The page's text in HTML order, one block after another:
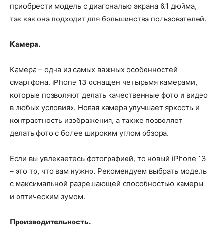
приобрести модель с диагональю экрана 6.1 дюйма,
так как она подходит для большинства пользователей.
Камера.
Камера – одна из самых важных особенностей
смартфона. iPhone 13 оснащен четырьмя камерами,
которые позволяют делать качественные фото и видео
в любых условиях. Новая камера улучшает яркость и
контрастность изображения, а также позволяет
делать фото с более широким углом обзора.
Если вы увлекаетесь фотографией, то новый iPhone 13
– это то, что вам нужно. Рекомендуем выбрать модель
с максимальной разрешающей способностью камеры
и оптическим зумом.
Производительность.